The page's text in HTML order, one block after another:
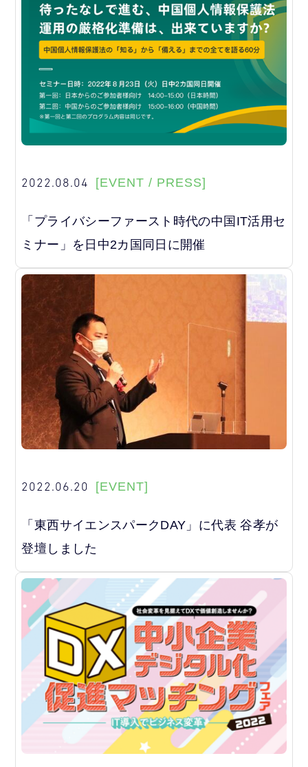
2022.08.04 [EVENT / PRESS]
「プライバシーファースト時代の中国IT活用セ
ミナー」を日中2カ国同日に開催
2022.06.20 [EVENT]
「東西サイエンスパークDAY」に代表 谷孝が
登壇しました